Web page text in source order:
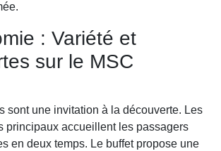
: Variété et
sur le MSC
sont une invitation à la découverte. Les
principaux accueillent les passagers
en deux temps. Le buffet propose une